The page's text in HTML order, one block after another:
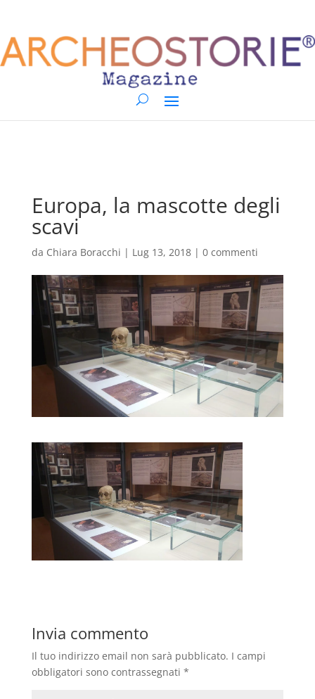
Europa, la mascotte degli
scavi
da Chiara Boracchi | Lug 13, 2018| 0 commenti
Invia commento
Il tuo indirizzo email non sarà pubblicato. I campi
obbligatori sono contrassegnati *